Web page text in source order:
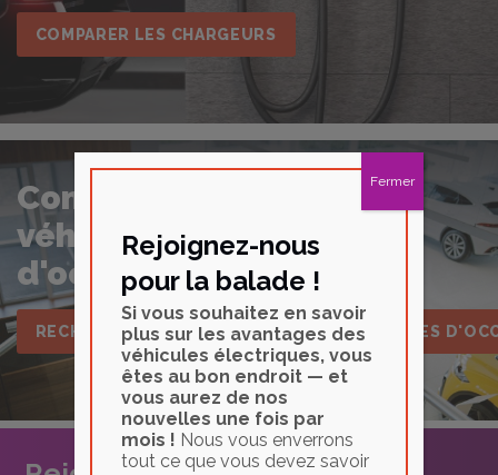
COMPARER LES CHARGEURS
Comment acheter un
véhicule électrique
d'occasion.
RECHERCHE SUR LES VÉHICULES ÉLECTRIQUES
Rejoignez-nous
pour la balade !
Si vous souhaitez en savoir
plus sur les avantages des
véhicules électriques, vous
êtes au bon endroit — et
vous aurez de nos
nouvelles une fois par
mois ! Nous vous enverrons
tout ce que vous devez savoir
Fermer